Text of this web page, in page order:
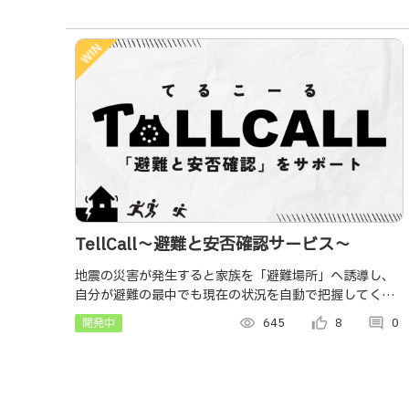
TellCall〜避難と安否確認サービス〜
地震の災害が発生すると家族を「避難場所」へ誘導し、
自分が避難の最中でも現在の状況を自動で把握してくれ
るサービス
開発中 visibility 645 thumb_up_alt 8 comment 0